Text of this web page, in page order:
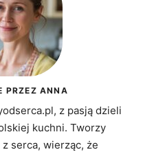
PRZEZ ANNA
z pasją dzieli
kuchni. Tworzy
serca, wierząc, że